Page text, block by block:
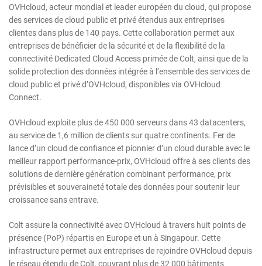
OVHcloud, acteur mondial et leader européen du cloud, qui propose
des services de cloud public et privé étendus aux entreprises
clientes dans plus de 140 pays. Cette collaboration permet aux
entreprises de bénéficier de la sécurité et de la flexibilité de la
connectivité Dedicated Cloud Access primée de Colt, ainsi que de la
solide protection des données intégrée à l’ensemble des services de
cloud public et privé d’OVHcloud, disponibles via OVHcloud
Connect.
OVHcloud exploite plus de 450 000 serveurs dans 43 datacenters,
au service de 1,6 million de clients sur quatre continents. Fer de
lance d’un cloud de confiance et pionnier d’un cloud durable avec le
meilleur rapport performance-prix, OVHcloud offre à ses clients des
solutions de dernière génération combinant performance, prix
prévisibles et souveraineté totale des données pour soutenir leur
croissance sans entrave.
Colt assure la connectivité avec OVHcloud à travers huit points de
présence (PoP) répartis en Europe et un à Singapour. Cette
infrastructure permet aux entreprises de rejoindre OVHcloud depuis
le réseau étendu de Colt, couvrant plus de 32 000 bâtiments